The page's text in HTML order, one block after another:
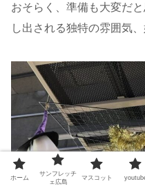
おそらく、準備も大変だ
し出される独特の雰囲気
ホーム
サンフレッチ
ェ広島
マスコット